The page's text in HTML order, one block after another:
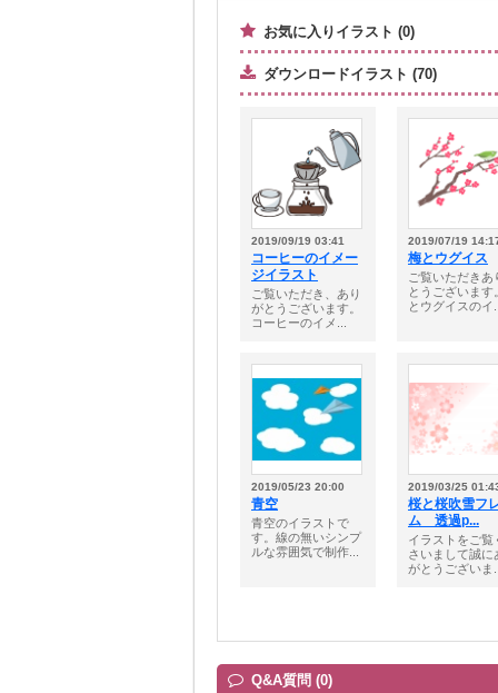
お気に入りイラスト (0)
ダウンロードイラスト (70)
2019/09/19 03:41
コーヒーのイメー
ジイラスト
ご覧いただき、あり
がとうございます。
コーヒーのイメ...
2019/07/19
梅とウグイス
ご覧いただきあ
とうございます
とウグイスのイ
2019/05/23 20:00
青空
青空のイラストで
す。線の無いシンプ
ルな雰囲気で制作...
2019/03/25
桜と桜吹雪フ
ム 透過p...
イラストをご覧
さいまして誠に
がとうございま
Q&A質問 (0)